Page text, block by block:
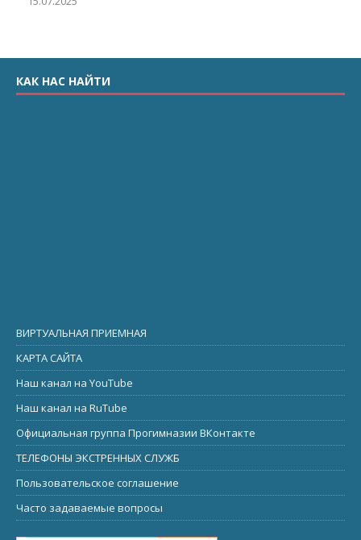
КАК НАС НАЙТИ
ВИРТУАЛЬНАЯ ПРИЕМНАЯ
КАРТА САЙТА
Наш канал на YouTube
Наш канал на RuTube
Официальная группа Прогимназии ВКонтакте
ТЕЛЕФОНЫ ЭКСТРЕННЫХ СЛУЖБ
Пользовательское соглашение
Часто задаваемые вопросы